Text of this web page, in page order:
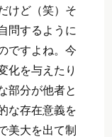
けど（笑）そ
問するように
ですよね。今
化を与えたり
部分が他者と
な存在意義を
美大を出て制